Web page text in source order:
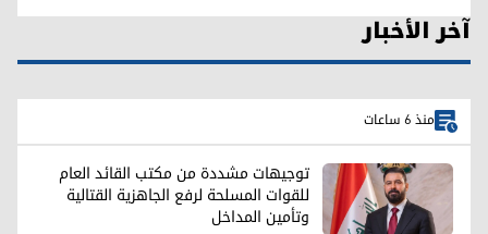
آخر الأخبار
منذ 6 ساعات
توجيهات مشددة من مكتب القائد العام
للقوات المسلحة لرفع الجاهزية القتالية
وتأمين المداخل